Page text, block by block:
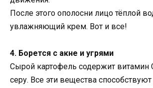
После этого ополосни лицо тёплой
увлажняющий крем. Вот и все!
4. Борется с акне и угрями
Сырой картофель содержит витамин
серу. Все эти вещества